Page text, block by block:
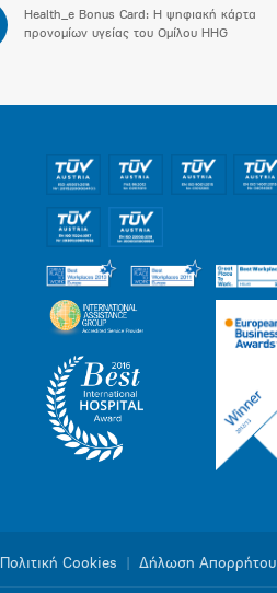
Health_e Bonus Card: H ψηφιακή κάρτα
προνομίων υγείας του Ομίλου HHG
Πολιτική Cookies Δήλωση Απορρήτου